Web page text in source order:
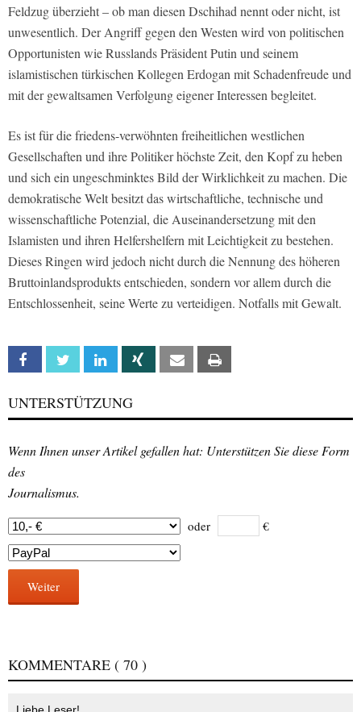
Feldzug überzieht – ob man diesen Dschihad nennt oder nicht, ist
unwesentlich. Der Angriff gegen den Westen wird von politischen
Opportunisten wie Russlands Präsident Putin und seinem
islamistischen türkischen Kollegen Erdogan mit Schadenfreude und
mit der gewaltsamen Verfolgung eigener Interessen begleitet.
Es ist für die friedens-verwöhnten freiheitlichen westlichen
Gesellschaften und ihre Politiker höchste Zeit, den Kopf zu heben
und sich ein ungeschminktes Bild der Wirklichkeit zu machen. Die
demokratische Welt besitzt das wirtschaftliche, technische und
wissenschaftliche Potenzial, die Auseinandersetzung mit den
Islamisten und ihren Helfershelfern mit Leichtigkeit zu bestehen.
Dieses Ringen wird jedoch nicht durch die Nennung des höheren
Bruttoinlandsprodukts entschieden, sondern vor allem durch die
Entschlossenheit, seine Werte zu verteidigen. Notfalls mit Gewalt.
Facebook Twitter Linkedin Xing Email
UNTERSTÜTZUNG
Wenn Ihnen unser Artikel gefallen hat: Unterstützen Sie diese Form
des
Journalismus.
oder €
Weiter
KOMMENTARE ( 70 )